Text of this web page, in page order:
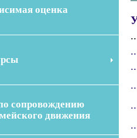
оценка
сопровождению
движения